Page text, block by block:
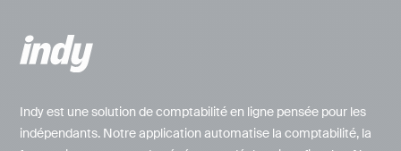
Indy est une solution de comptabilité en ligne pensée pour les
indépendants. Notre application automatise la comptabilité, la